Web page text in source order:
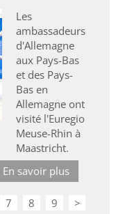
Les
ambassadeurs
d'Allemagne
aux Pays-Bas
et des Pays-
Bas en
Allemagne ont
visité l'Euregio
Meuse-Rhin à
Maastricht.
En savoir plus
7 8 9 >